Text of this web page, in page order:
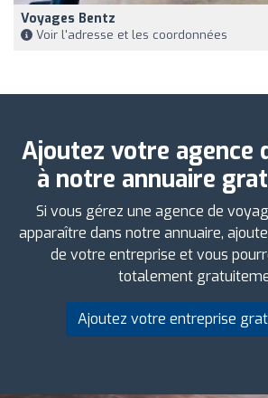
Voyages Bentz
Voir l'adresse et les coordonnées
Ajoutez votre agence
à notre annuaire
Si vous gérez une agence de
apparaître dans notre annuaire,
de votre entreprise et vous
totalement
Ajoutez votre entreprise